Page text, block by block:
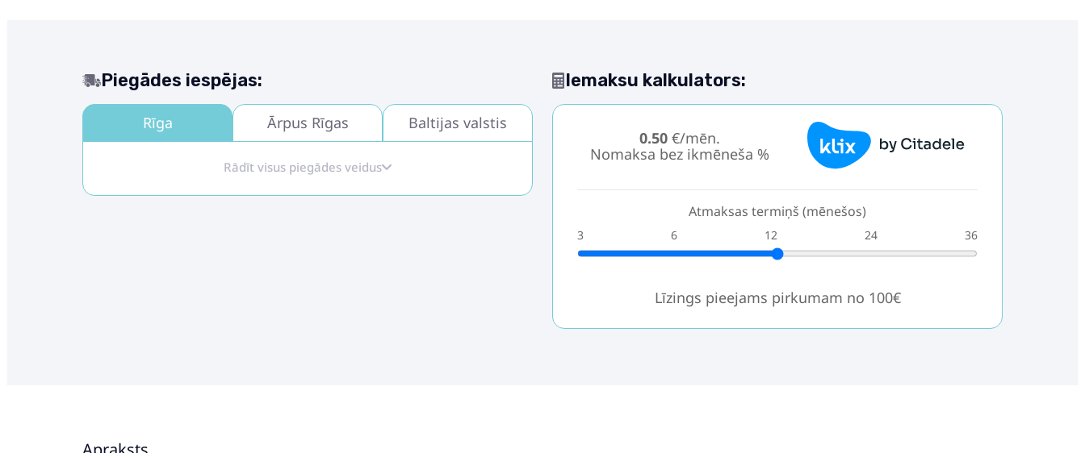
Piegādes iespējas:
Rīga Ārpus Rīgas Baltijas valstis
Rādīt visus piegādes veidus
Iemaksu kalkulators:
0.50€/mēn.
Nomaksa bez ikmēneša %
Atmaksas termiņš (mēnešos)
3 6 12 24 36
Līzings pieejams pirkumam no 100€